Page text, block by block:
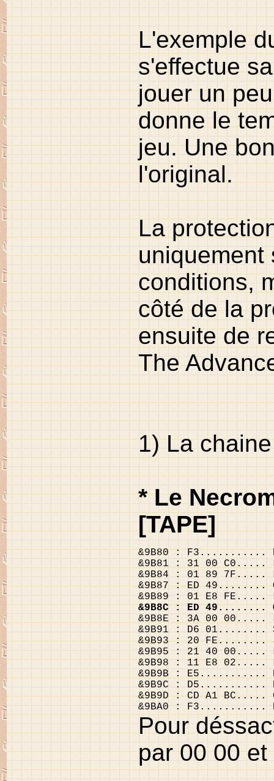
L'exemple
s'effectue
jouer un
donne le
jeu. Une
l'original.
La
uniquement
conditions,
côté de la
ensuite de
The
1) La
* Le
[TAPE]
&9B80 : F3...........
&9B81 : 31 00 C0.....
&9B84 : 01 89 7F.....
&9B87 : ED 49........
&9B89 : 01 E8 FE.....
&9B8C : ED 49........
&9B8E : 3A 00 00.....
&9B91 : D6 01........
&9B93 : 20 FE........
&9B95 : 21 40 00.....
&9B98 : 11 E8 02.....
&9B9B : E5...........
&9B9C : D5...........
&9B9D : CD A1 BC.....
&9BA0 : F3...........
Pour
par 00 00